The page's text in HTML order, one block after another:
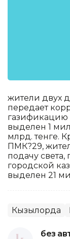
жители двух
передает
газификацию
выделен 1
млрд. тенге.
ПМК?29,
подачу
городской
выделен 21
Кызылорда
без